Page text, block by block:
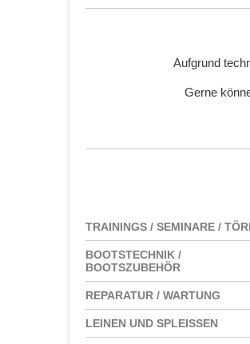
Aufgrund
Gerne
TRAININGS / SEMINARE /
BOOTSTECHNIK /
BOOTSZUBEHÖR
REPARATUR / WARTUNG
LEINEN UND SPLEISSEN